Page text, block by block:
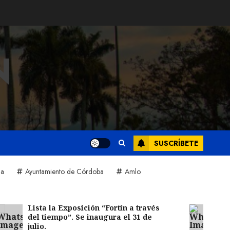
SUSCRÍBETE
Ayuntamiento de Córdoba Amlo
Lista la Exposición “Fortín a través
del tiempo”. Se inaugura el 31 de
julio.
Reciben
Registro